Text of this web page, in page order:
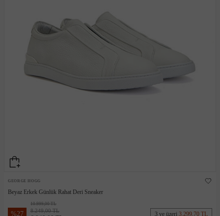
GEORGE HOGG
Beyaz Erkek Günlük Rahat Deri Sneaker
%27
10.999,00 TL
8.249,00 TL 3 ve üzeri 3.299,70 TL